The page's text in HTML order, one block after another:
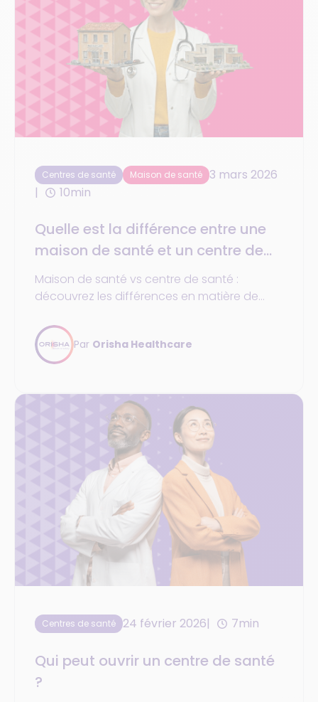
Centres de santé Maison de santé
3 mars 2026
10min
Quelle est la différence entre une
maison de santé et un centre de
santé ?
Maison de santé vs centre de santé :
découvrez les différences en matière de
professionnels et d’organisation.
Par Orisha Healthcare
Centres de santé 24 février 2026 7min
Qui peut ouvrir un centre de santé
?